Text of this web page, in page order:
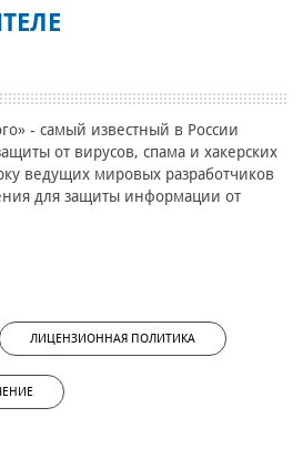
- самый известный в России
от вирусов, спама и хакерских
ведущих мировых разработчиков
для защиты информации от
ЛИЦЕНЗИОННАЯ ПОЛИТИКА